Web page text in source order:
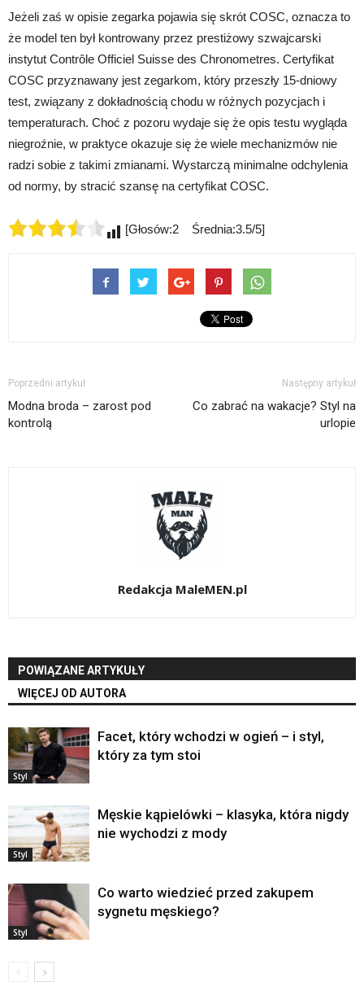
Jeżeli zaś w opisie zegarka pojawia się skrót COSC, oznacza to
że model ten był kontrowany przez prestiżowy szwajcarski
instytut Contrôle Officiel Suisse des Chronometres. Certyfikat
COSC przyznawany jest zegarkom, który przeszły 15-dniowy
test, związany z dokładnością chodu w różnych pozycjach i
temperaturach. Choć z pozoru wydaje się że opis testu wygląda
niegroźnie, w praktyce okazuje się że wiele mechanizmów nie
radzi sobie z takimi zmianami. Wystarczą minimalne odchylenia
od normy, by stracić szansę na certyfikat COSC.
[Głosów:2 Średnia:3.5/5]
Poprzedni artykuł
Modna broda – zarost pod
kontrolą
Następny artykuł
Co zabrać na wakacje? Styl na
urlopie
Redakcja MaleMEN.pl
POWIĄZANE ARTYKUŁY
WIĘCEJ OD AUTORA
Styl
Facet, który wchodzi w ogień – i styl,
który za tym stoi
Styl
Męskie kąpielówki – klasyka, która nigdy
nie wychodzi z mody
Styl
Co warto wiedzieć przed zakupem
sygnetu męskiego?